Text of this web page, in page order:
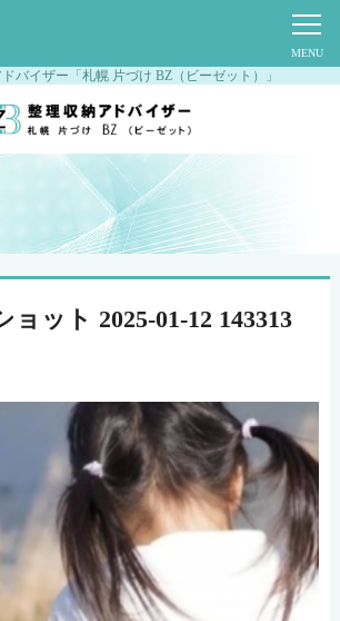
バイザー「札幌 片づけ BZ（ビーゼット）」
ット 2025-01-12 143313